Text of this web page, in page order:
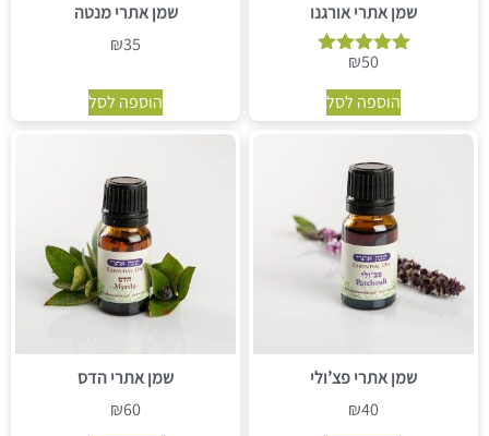
שמן אתרי אורגנו
דורג
מתוך 5
₪50
הוספה לסל
שמן אתרי מנטה
₪35
הוספה לסל
שמן אתרי פצ’ולי
₪40
שמן אתרי הדס
₪60